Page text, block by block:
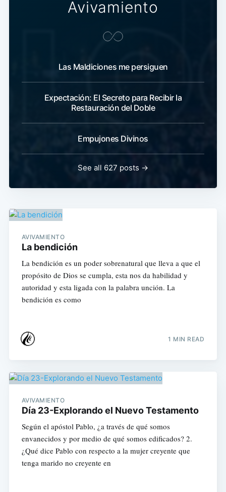
Avivamiento
Las Maldiciones me persiguen
Expectación: El Secreto para Recibir la
Restauración del Doble
Empujones Divinos
See all 627 posts →
AVIVAMIENTO
La bendición
La bendición es un poder sobrenatural que lleva a que el
propósito de Dios se cumpla, esta nos da habilidad y
autoridad y esta ligada con la palabra unción. La
bendición es como
1 MIN READ
AVIVAMIENTO
Día 23-Explorando el Nuevo Testamento
Según el apóstol Pablo, ¿a través de qué somos
envanecidos y por medio de qué somos edificados? 2.
¿Qué dice Pablo con respecto a la mujer creyente que
tenga marido no creyente en